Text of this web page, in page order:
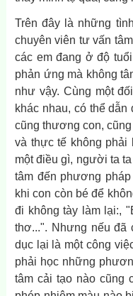
Trên đây là những
chuyên viên tư vấn
các em đang ở độ
phản ứng mà không
như vậy. Cùng một
khác nhau, có thể
cũng thương con,
và thực tế không phải
một điều gì, người ta
tâm đến phương
khi con còn bé để
đi không tày làm lại:,
thơ...". Nhưng nếu đã
dục lại là một công
phải học những
tâm cải tạo nào cũng